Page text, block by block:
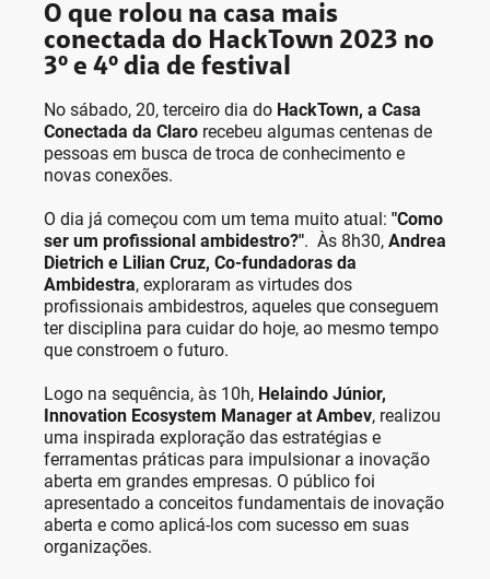
O que rolou na casa mais
conectada do HackTown 2023 no
3º e 4º dia de festival
No sábado, 20, terceiro dia do HackTown, a Casa
Conectada da Claro recebeu algumas centenas de
pessoas em busca de troca de conhecimento e
novas conexões.
O dia já começou com um tema muito atual: "Como
ser um profissional ambidestro?". Às 8h30, Andrea
Dietrich e Lilian Cruz, Co-fundadoras da
Ambidestra, exploraram as virtudes dos
profissionais ambidestros, aqueles que conseguem
ter disciplina para cuidar do hoje, ao mesmo tempo
que constroem o futuro.
Logo na sequência, às 10h, Helaindo Júnior,
Innovation Ecosystem Manager at Ambev, realizou
uma inspirada exploração das estratégias e
ferramentas práticas para impulsionar a inovação
aberta em grandes empresas. O público foi
apresentado a conceitos fundamentais de inovação
aberta e como aplicá-los com sucesso em suas
organizações.